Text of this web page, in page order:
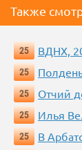
Также
25 ВДНХ,
25
25
Отчий
25
Илья
25
В